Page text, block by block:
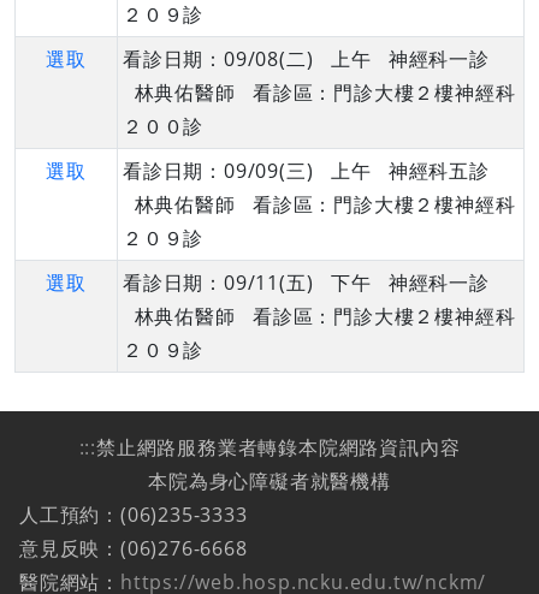
２０９診
選取
看診日期：09/08(二) 上午 神經科一診
林典佑醫師 看診區：門診大樓２樓神經科
２００診
選取
看診日期：09/09(三) 上午 神經科五診
林典佑醫師 看診區：門診大樓２樓神經科
２０９診
選取
看診日期：09/11(五) 下午 神經科一診
林典佑醫師 看診區：門診大樓２樓神經科
２０９診
:::禁止網路服務業者轉錄本院網路資訊內容
本院為身心障礙者就醫機構
人工預約：(06)235-3333
意見反映：(06)276-6668
醫院網站： https://web.hosp.ncku.edu.tw/nckm/